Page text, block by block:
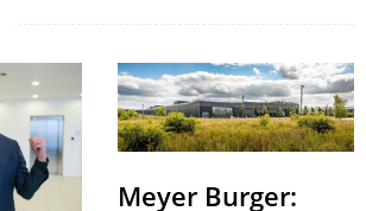
Meyer Burger: